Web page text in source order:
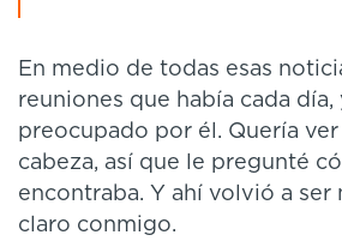
En medio de todas esas
reuniones que había cada día,
preocupado por él. Quería
cabeza, así que le pregunté
encontraba. Y ahí volvió a ser
claro conmigo.